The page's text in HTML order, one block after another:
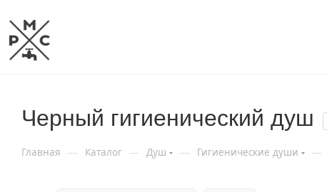
Черный гигиенический душ
Главная — Каталог — Душ — Гигиенические души —